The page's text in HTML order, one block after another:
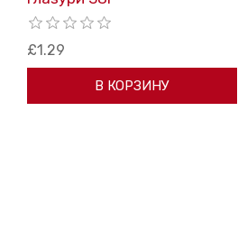
£1.29
В КОРЗИНУ